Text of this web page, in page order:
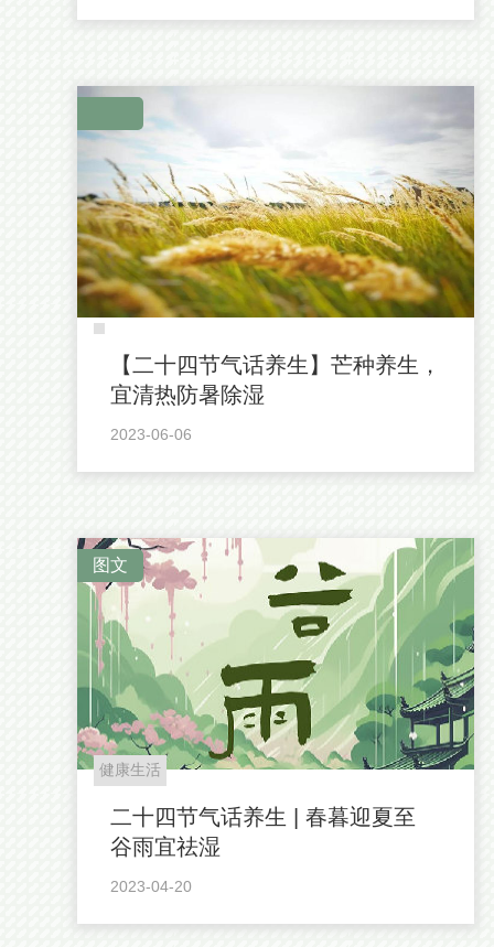
【二十四节气话养生】芒种养生，
宜清热防暑除湿
2023-06-06
图文
健康生活
二十四节气话养生 | 春暮迎夏至
谷雨宜祛湿
2023-04-20